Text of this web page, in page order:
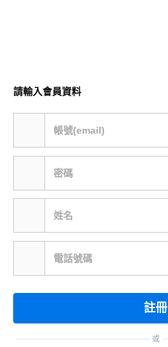
請輸入會員資料
帳號(email)
密碼
姓名
電話號碼
註冊
或